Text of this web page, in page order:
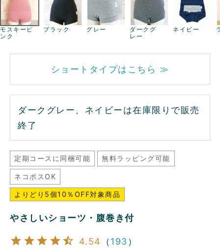
モスキーピ
ンク
ブラック グレー
ダークグ
レー
ネイビー
ショートタイプはこちら ≫
ダークグレー、ネイビーは在庫限りで販売
終了
定期コースに同梱可能 無料ラッピング可能
ネコポスOK
よりどり5個10％OFF対象商品
やさしいショーツ・腹巻き付
4.54 （ 193 ）